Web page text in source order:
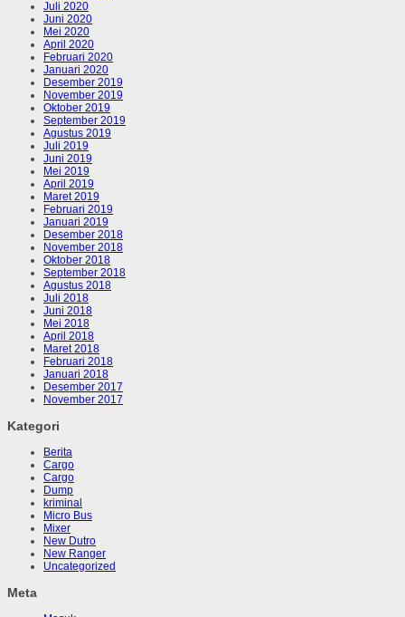
Juli 2020
Juni 2020
Mei 2020
April 2020
Februari 2020
Januari 2020
Desember 2019
November 2019
Oktober 2019
September 2019
Agustus 2019
Juli 2019
Juni 2019
Mei 2019
April 2019
Maret 2019
Februari 2019
Januari 2019
Desember 2018
November 2018
Oktober 2018
September 2018
Agustus 2018
Juli 2018
Juni 2018
Mei 2018
April 2018
Maret 2018
Februari 2018
Januari 2018
Desember 2017
November 2017
Kategori
Berita
Cargo
Cargo
Dump
kriminal
Micro Bus
Mixer
New Dutro
New Ranger
Uncategorized
Meta